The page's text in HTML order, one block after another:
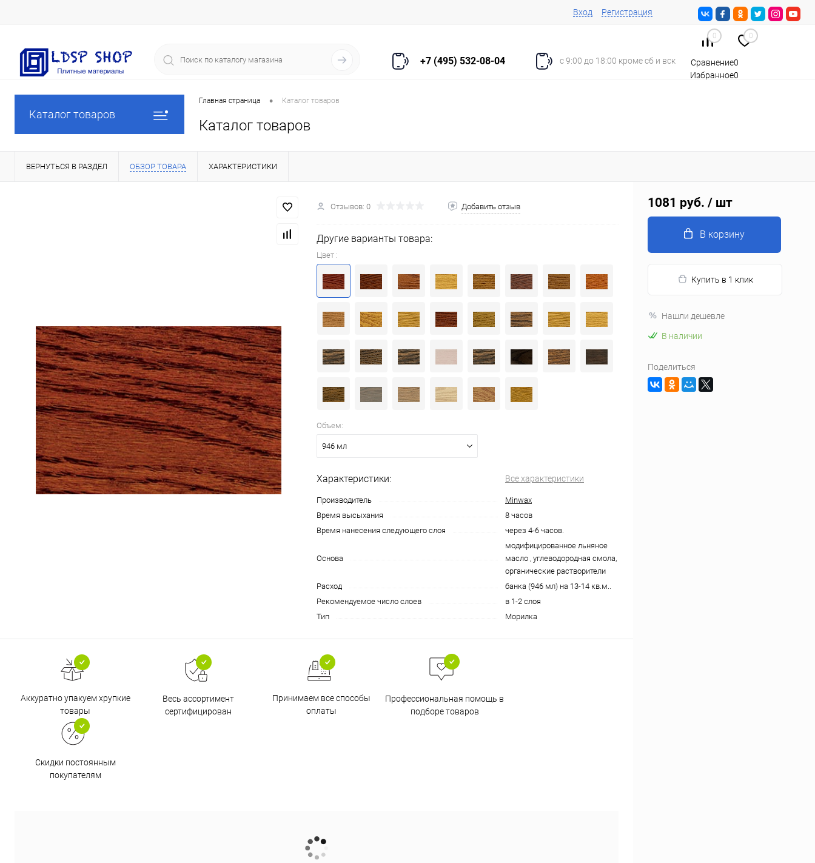
Вход Регистрация
+7 (495) 532-08-04 с 9:00 до 18:00 кроме сб и вск
0 0
Сравнение0
Избранное0
Каталог товаров
Главная страница • Каталог товаров
Каталог товаров
ВЕРНУТЬСЯ В РАЗДЕЛ ОБЗОР ТОВАРА ХАРАКТЕРИСТИКИ
Отзывов: 0 Добавить отзыв
Другие варианты товара:
Цвет :
Объем:
946 мл
Характеристики: Все характеристики
Производитель
Minwax
Время высыхания
8 часов
Время нанесения следующего слоя
через 4-6 часов.
Основа
модифицированное льняное
масло , углеводородная смола,
органические растворители
Расход
банка (946 мл) на 13-14 кв.м..
Рекомендуемое число слоев
в 1-2 слоя
Тип
Морилка
Аккуратно упакуем хрупкие
товары
Весь ассортимент
сертифицирован
Принимаем все способы
оплаты
Профессиональная помощь в
подборе товаров
Скидки постоянным
покупателям
1081 руб. / шт
В корзину
Купить в 1 клик
Нашли дешевле
В наличии
Поделиться